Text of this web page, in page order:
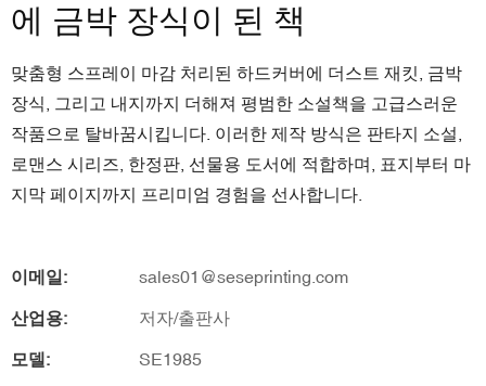
에 금박 장식이 된 책
맞춤형 스프레이 마감 처리된 하드커버에 더스트 재킷, 금박
장식, 그리고 내지까지 더해져 평범한 소설책을 고급스러운
작품으로 탈바꿈시킵니다. 이러한 제작 방식은 판타지 소설,
로맨스 시리즈, 한정판, 선물용 도서에 적합하며, 표지부터 마
지막 ​​페이지까지 프리미엄 경험을 선사합니다.
이메일: sales01@seseprinting.com
산업용: 저자/출판사
모델: SE1985